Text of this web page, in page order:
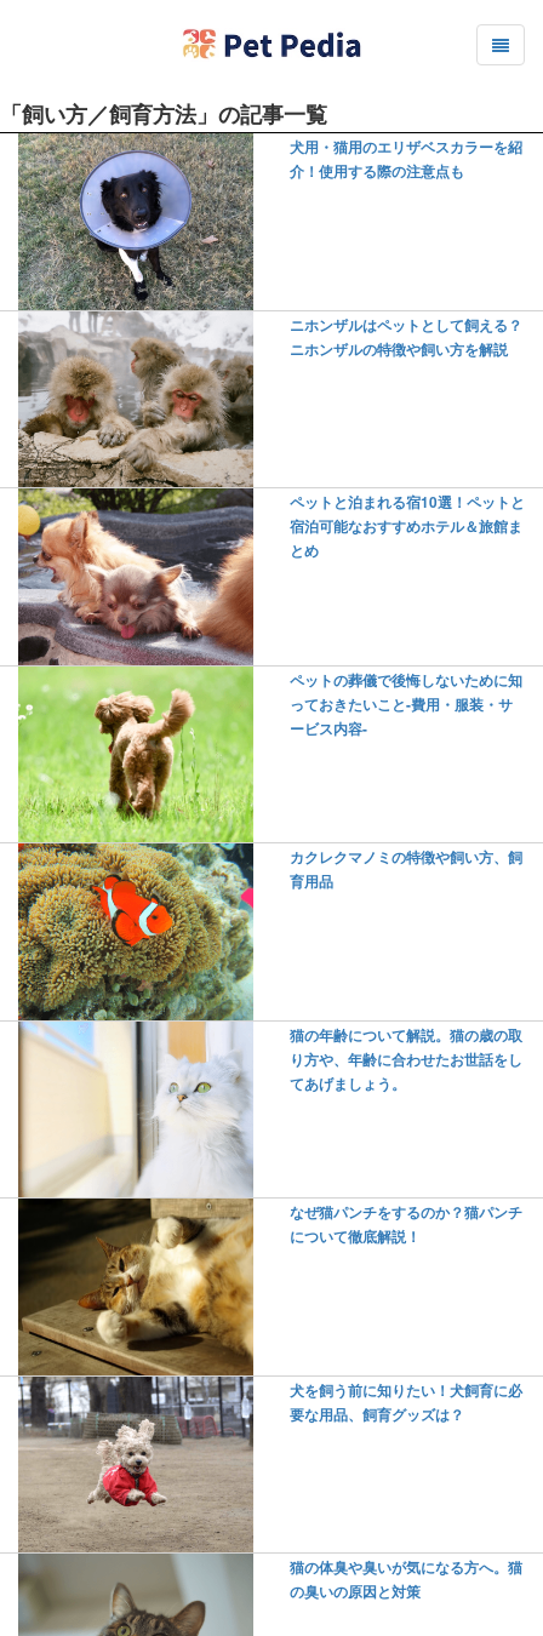
「飼い方／飼育方法」の記事一覧
犬用・猫用のエリザベスカラーを紹
介！使用する際の注意点も
ニホンザルはペットとして飼える？
ニホンザルの特徴や飼い方を解説
ペットと泊まれる宿10選！ペットと
宿泊可能なおすすめホテル＆旅館ま
とめ
ペットの葬儀で後悔しないために知
っておきたいこと-費用・服装・サ
ービス内容-
カクレクマノミの特徴や飼い方、飼
育用品
猫の年齢について解説。猫の歳の取
り方や、年齢に合わせたお世話をし
てあげましょう。
なぜ猫パンチをするのか？猫パンチ
について徹底解説！
犬を飼う前に知りたい！犬飼育に必
要な用品、飼育グッズは？
猫の体臭や臭いが気になる方へ。猫
の臭いの原因と対策